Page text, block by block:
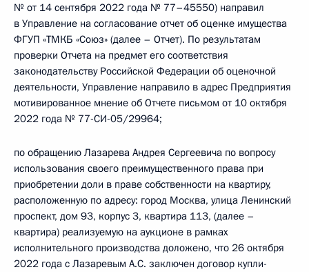
№ от 14 сентября 2022 года № 77–45550) направил
в Управление на согласование отчет об оценке имущества
ФГУП «ТМКБ «Союз» (далее – Отчет). По результатам
проверки Отчета на предмет его соответствия
законодательству Российской Федерации об оценочной
деятельности, Управление направило в адрес Предприятия
мотивированное мнение об Отчете письмом от 10 октября
2022 года № 77-СИ-05/29964;
по обращению Лазарева Андрея Сергеевича по вопросу
использования своего преимущественного права при
приобретении доли в праве собственности на квартиру,
расположенную по адресу: город Москва, улица Ленинский
проспект, дом 93, корпус 3, квартира 113, (далее –
квартира) реализуемую на аукционе в рамках
исполнительного производства доложено, что 26 октября
2022 года с Лазаревым А.С. заключен договор купли-